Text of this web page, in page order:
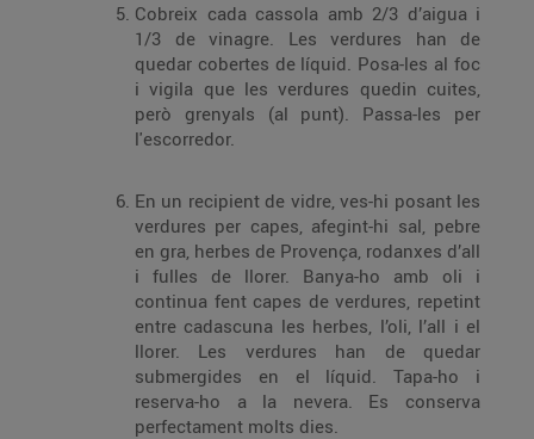
Cobreix cada cassola amb 2/3 d’aigua i
1/3 de vinagre. Les verdures han de
quedar cobertes de líquid. Posa-les al foc
i vigila que les verdures quedin cuites,
però grenyals (al punt). Passa-les per
l'escorredor.
En un recipient de vidre, ves-hi posant les
verdures per capes, afegint-hi sal, pebre
en gra, herbes de Provença, rodanxes d’all
i fulles de llorer. Banya-ho amb oli i
continua fent capes de verdures, repetint
entre cadascuna les herbes, l’oli, l’all i el
llorer. Les verdures han de quedar
submergides en el líquid. Tapa-ho i
reserva-ho a la nevera. Es conserva
perfectament molts dies.